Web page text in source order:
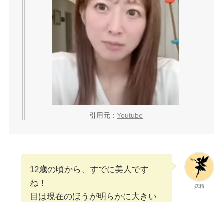
引用元： Youtube
妖精
12歳の頃から、すでに美人です
ね！
目は現在のほうが明らかに大きい